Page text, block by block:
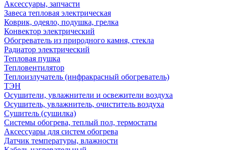
Аксессуары, запчасти
Завеса тепловая электрическая
Коврик, одеяло, подушка, грелка
Конвектор электрический
Обогреватель из природного камня, стекла
Радиатор электрический
Тепловая пушка
Тепловентилятор
Теплоизлучатель (инфракрасный обогреватель)
ТЭН
Осушители, увлажнители и освежители воздуха
Осушитель, увлажнитель, очиститель воздуха
Сушитель (сушилка)
Системы обогрева, теплый пол, термостаты
Аксессуары для систем обогрева
Датчик температуры, влажности